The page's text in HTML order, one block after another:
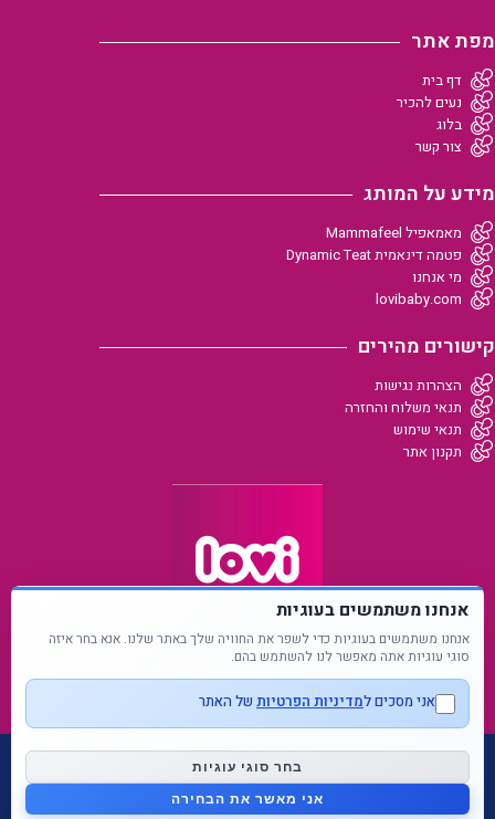
מפת אתר
דף בית
נעים להכיר
בלוג
צור קשר
מידע על המותג
מאמאפיל Mammafeel
פטמה דינאמית Dynamic Teat
מי אנחנו
lovibaby.com
קישורים מהירים
הצהרות נגישות
תנאי משלוח והחזרה
תנאי שימוש
תקנון אתר
כל הזכויות שמורות Ⓒ לאבי - LOVI 2024
אנחנו משתמשים בעוגיות
אנחנו משתמשים בעוגיות כדי לשפר את החוויה שלך באתר שלנו. אנא בחר איזה
סוגי עוגיות אתה מאפשר לנו להשתמש בהם.
אני מסכים למדיניות הפרטיות של האתר
בחר סוגי עוגיות
אני מאשר את הבחירה